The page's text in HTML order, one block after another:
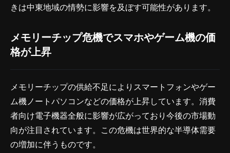
きは中東地域の情勢に影響を及ぼす可能性があります。
メモリーチップ危機でスマホやゲーム機の価
格が上昇
メモリーチップの供給不足によりスマートフォンやゲー
ム機ノートパソコンなどの価格が上昇しています。消費
者向け電子機器全般に影響が広がっており今後の市場動
向が注目されています。この危機は世界的な半導体需要
の増加に伴うものです。